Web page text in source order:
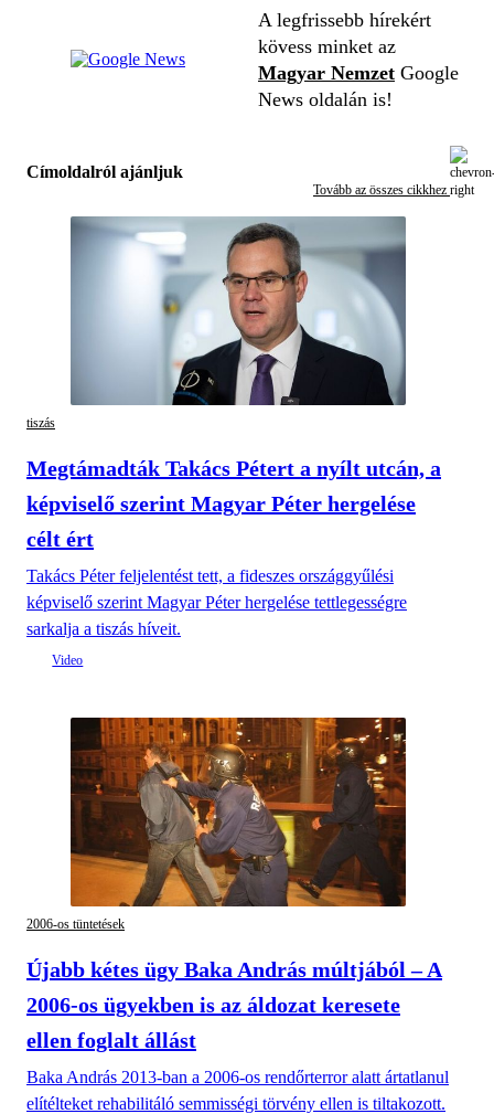
A legfrissebb hírekért
kövess minket az
Magyar Nemzet Google
News oldalán is!
Címoldalról ajánljuk
Tovább az összes cikkhez
tiszás
Megtámadták Takács Pétert a nyílt utcán, a
képviselő szerint Magyar Péter hergelése
célt ért
Takács Péter feljelentést tett, a fideszes országgyűlési
képviselő szerint Magyar Péter hergelése tettlegességre
sarkalja a tiszás híveit.
2006-os tüntetések
Újabb kétes ügy Baka András múltjából – A
2006-os ügyekben is az áldozat keresete
ellen foglalt állást
Baka András 2013-ban a 2006-os rendőrterror alatt ártatlanul
elítélteket rehabilitáló semmisségi törvény ellen is tiltakozott.